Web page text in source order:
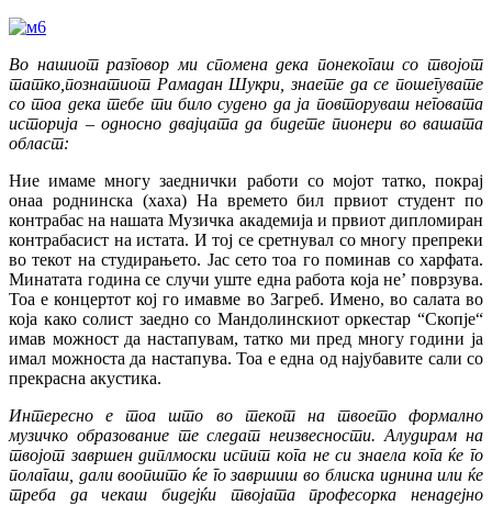
Во нашиот разговор ми спомена дека понекогаш со твојот
татко,познатиот Рамадан Шукри, знаете да се пошегувате
со тоа дека тебе ти било судено да ја повторуваш неговата
историја – односно двајцата да бидете пионери во вашата
област:
Ние имаме многу заеднички работи со мојот татко, покрај
онаа роднинска (хаха) На времето бил првиот студент по
контрабас на нашата Музичка академија и првиот дипломиран
контрабасист на истата. И тој се сретнувал со многу препреки
во текот на студирањето. Јас сето тоа го поминав со харфата.
Минатата година се случи уште една работа која не’ поврзува.
Тоа е концертот кој го имавме во Загреб. Имено, во салата во
која како солист заедно со Мандолинскиот оркестар “Скопје“
имав можност да настапувам, татко ми пред многу години ја
имал можноста да настапува. Тоа е една од најубавите сали со
прекрасна акустика.
Интересно е тоа што во текот на твоето формално
музичко образование те следат неизвесности. Алудирам на
твојот завршен диплмоски испит кога не си знаела кога ќе го
полагаш, дали воопшто ќе го завршиш во блиска иднина или ќе
треба да чекаш бидејќи твојата професорка ненадејно